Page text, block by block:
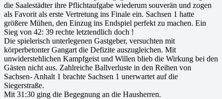
die Saalestädter ihre Pflichtaufgabe wiederum souverän und zogen
als Favorit als erste Vertretung ins Finale ein. Sachsen 1 hatte
größere Mühen, den Einzug ins Endspiel perfekt zu machen. Ein
Sieg von 42: 39 rechte letztendlich doch !
Die spielerisch unterlegenen Gastgeber, versuchten mit
körperbetonter Gangart die Defizite auszugleichen. Mit
unwiderstehlichen Kampfgeist und Willen blieb die Wirkung bei den
Gästen nicht aus. Zahlreiche Ballverluste in den Reihen von
Sachsen- Anhalt 1 brachte Sachsen 1 unerwartet auf die
Siegerstraße.
Mit 31:30 ging die Begegnung an die Hausherren.